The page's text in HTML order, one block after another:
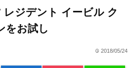
ジデント イービル ク
をお試し
time 2018/05/24